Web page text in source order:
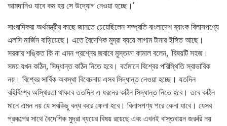
আমদানিও যাবে কম হয় সে উদ্যোগ নেওয়া হচ্ছে।’
সাংবাদিকরা অর্থমন্ত্রীর কাছে জানতে চেয়েছিলেন সম্প্রতি বাংলাদেশ ব্যাংক বিলাসপণ্যে
এলসি মার্জিন বাড়িয়েছে। এতে বৈদেশিক মুদ্রা ব্যয়ে লাগাম টানার ইঙ্গিত আছে।
সরকার শঙ্কিত কি না এমন প্রশ্নের জবাবে মুস্তফা কামাল বলেন, ‘বিষয়টি সহজ।
সময় যখন কঠিন, সিদ্ধান্ত কঠিন নিতে হবে। বর্তমানে বিশ্বের পরিস্থিতি স্বাভাবিক
নয়। বিশ্বের সার্বিক অবস্থা বিবেচনায় এসব সিদ্ধান্ত নেওয়া হচ্ছে। যতদিন
বহির্বিশ্বে অস্থিরতা থাকবে ততদিন এ ধরনের কঠিন সিদ্ধান্ত নিতে হবে। তবে কঠিন
মানে এমন নয় যে সবকিছু বন্ধ করে ফেলা হবে। বিলাসপণ্য পরে কেনা যাবে। যেসব
প্রকল্পের সাথে বৈদেশিক মুদ্রা ব্যয়ের বিষয় রয়েছে এবং এখনই বাস্তবায়ন জরুরি নয়